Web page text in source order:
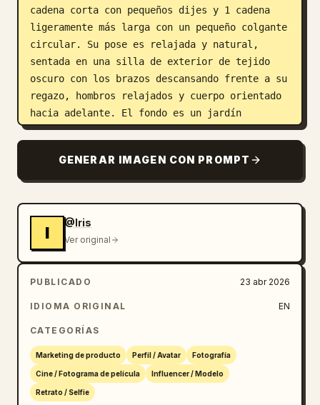
cadena corta con pequeños dijes y 1 cadena
ligeramente más larga con un pequeño colgante
circular. Su pose es relajada y natural,
sentada en una silla de exterior de tejido
oscuro con los brazos descansando frente a su
regazo, hombros relajados y cuerpo orientado
hacia adelante. El fondo es un jardín
ricamente detallado con follaje verde denso,
con una profundidad de campo reducida y un
bokeh cremoso. Luz natural brillante,
realista, fotografía editorial cándida de
verdes vibrantes, exposición limpia, enfoque
nítido en el sujeto, estética de estilo de
vida de lujo casual. Incluye una pequeña
marca de agua blanca "Pollo.ai" en la esquina
GENERAR IMAGEN CON PROMPT
I
@Iris
Ver original
PUBLICADO 23 abr 2026
IDIOMA ORIGINAL EN
CATEGORÍAS
Marketing de producto Perfil / Avatar Fotografía
Cine / Fotograma de película Influencer / Modelo
Retrato / Selfie